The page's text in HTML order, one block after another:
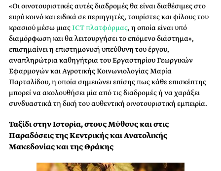
«Οι οινοτουριστικές αυτές διαδρομές θα είναι διαθέσιμες στο
ευρύ κοινό και ειδικά σε περιηγητές, τουρίστες και φίλους του
κρασιού μέσω μιαςICT πλατφόρμας, η οποία είναι υπό
διαμόρφωση και θα λειτουργήσει το επόμενο διάστημα»,
επισημαίνει η επιστημονική υπεύθυνη του έργου,
αναπληρώτρια καθηγήτρια του Εργαστηρίου Γεωργικών
Εφαρμογών και Αγροτικής Κοινωνιολογίας Μαρία
Παρταλίδου, η οποία σημειώνει επίσης πως κάθε επισκέπτης
μπορεί να ακολουθήσει μία από τις διαδρομές ή να χαράξει
συνδυαστικά τη δική του αυθεντική οινοτουριστική εμπειρία.
Ταξίδι στην Ιστορία, στους Μύθους και στις
Παραδόσεις της Κεντρικής και Ανατολικής
Μακεδονίας και της Θράκης